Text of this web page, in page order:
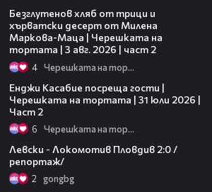
Безглутенов хляб от трици и
хърватски десерт от Милена
Маркова-Маца | Черешката на
тортата | 3 авг. 2026 | част 2
4 Черешката на тортата
Енджи Касабие посреща гости |
Черешката на тортата | 31 юли 2026 |
Част 2
6 Черешката на тортата
Левски - Локомотив Пловдив 2:0 /
репортаж/
2 gongbg